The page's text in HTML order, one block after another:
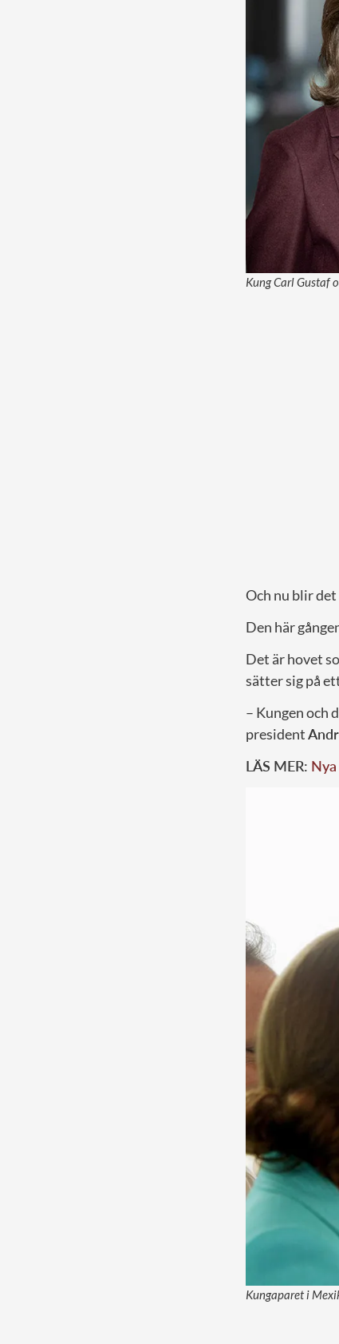
Kung Carl Gustaf
Och nu blir det
Den här
Det är hovet
sätter sig på
– Kungen och
president
LÄS MER:
Kungaparet i